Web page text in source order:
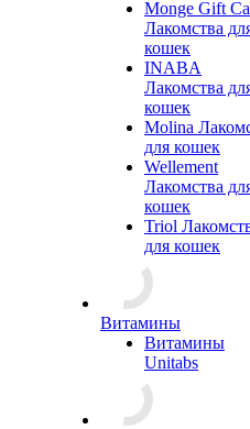
Monge Gift
Лакомства
кошек
INABA
Лакомства
кошек
Molina
для кошек
Wellement
Лакомства
кошек
Triol
для кошек
Витамины
Витамины
Unitabs